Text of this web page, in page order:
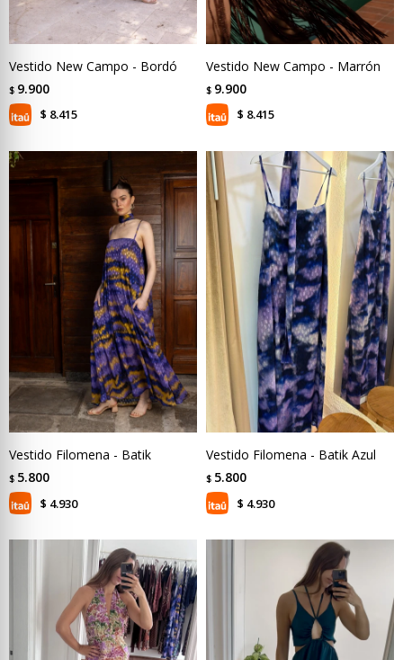
Vestido New Campo - Bordó
$ 9.900
$ 8.415
Vestido New Campo - Marrón
$ 9.900
$ 8.415
Vestido Filomena - Batik
$ 5.800
$ 4.930
Vestido Filomena - Batik Azul
$ 5.800
$ 4.930